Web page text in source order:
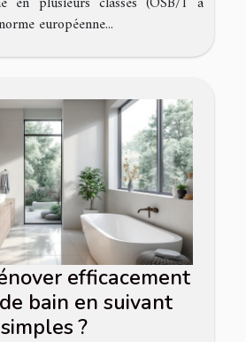
européenne...
efficacement
bain en suivant
?